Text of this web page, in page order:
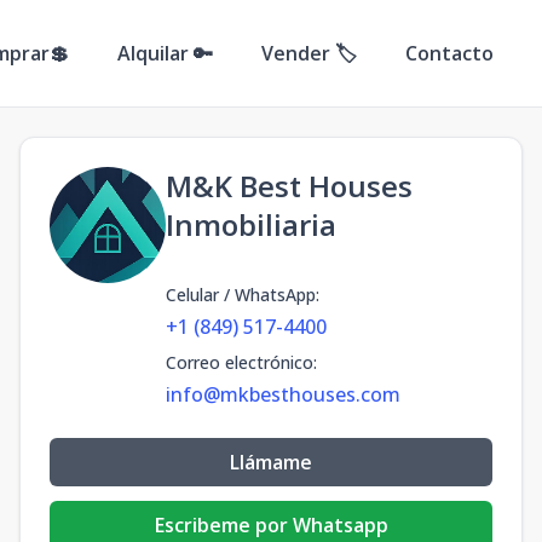
Alquilar 🔑 Vender 🏷️ Contacto
M&K Best Houses
Inmobiliaria
Celular / WhatsApp:
+1 (849) 517-4400
Correo electrónico:
info@mkbesthouses.com
Llámame
Escribeme por Whatsapp